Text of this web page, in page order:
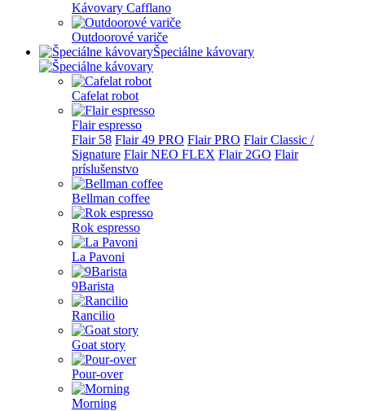
Kávovary Cafflano
Outdoorové variče
Špeciálne kávovary
Cafelat robot
Flair espresso
Flair 58 Flair 49 PRO Flair PRO Flair Classic /
Signature Flair NEO FLEX Flair 2GO Flair
príslušenstvo
Bellman coffee
Rok espresso
La Pavoni
9Barista
Rancilio
Goat story
Pour-over
Morning